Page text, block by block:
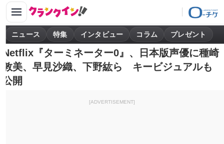
ニュース 特集 インタビュー コラム プレゼント
Netflix『ターミネーター0』、日本版声優に種崎
敦美、早見沙織、下野紘ら キービジュアルも
公開
[ADVERTISEMENT]